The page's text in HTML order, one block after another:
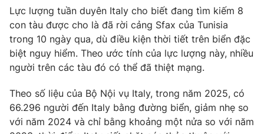
VTV9 VTV8
Liên hệ tòa soạn English
THỜI BÁO VTV
Lực lượng tuần duyên Italy cho biết đang tìm kiếm 8
con tàu được cho là đã rời cảng Sfax của Tunisia
trong 10 ngày qua, dù điều kiện thời tiết trên biển đặc
biệt nguy hiểm. Theo ước tính của lực lượng này, nhiều
người trên các tàu đó có thể đã thiệt mạng.
Theo số liệu của Bộ Nội vụ Italy, trong năm 2025, có
66.296 người đến Italy bằng đường biển, giảm nhẹ so
với năm 2024 và chỉ bằng khoảng một nửa so với năm